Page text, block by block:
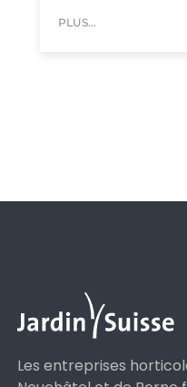
PLUS...
Les entreprises